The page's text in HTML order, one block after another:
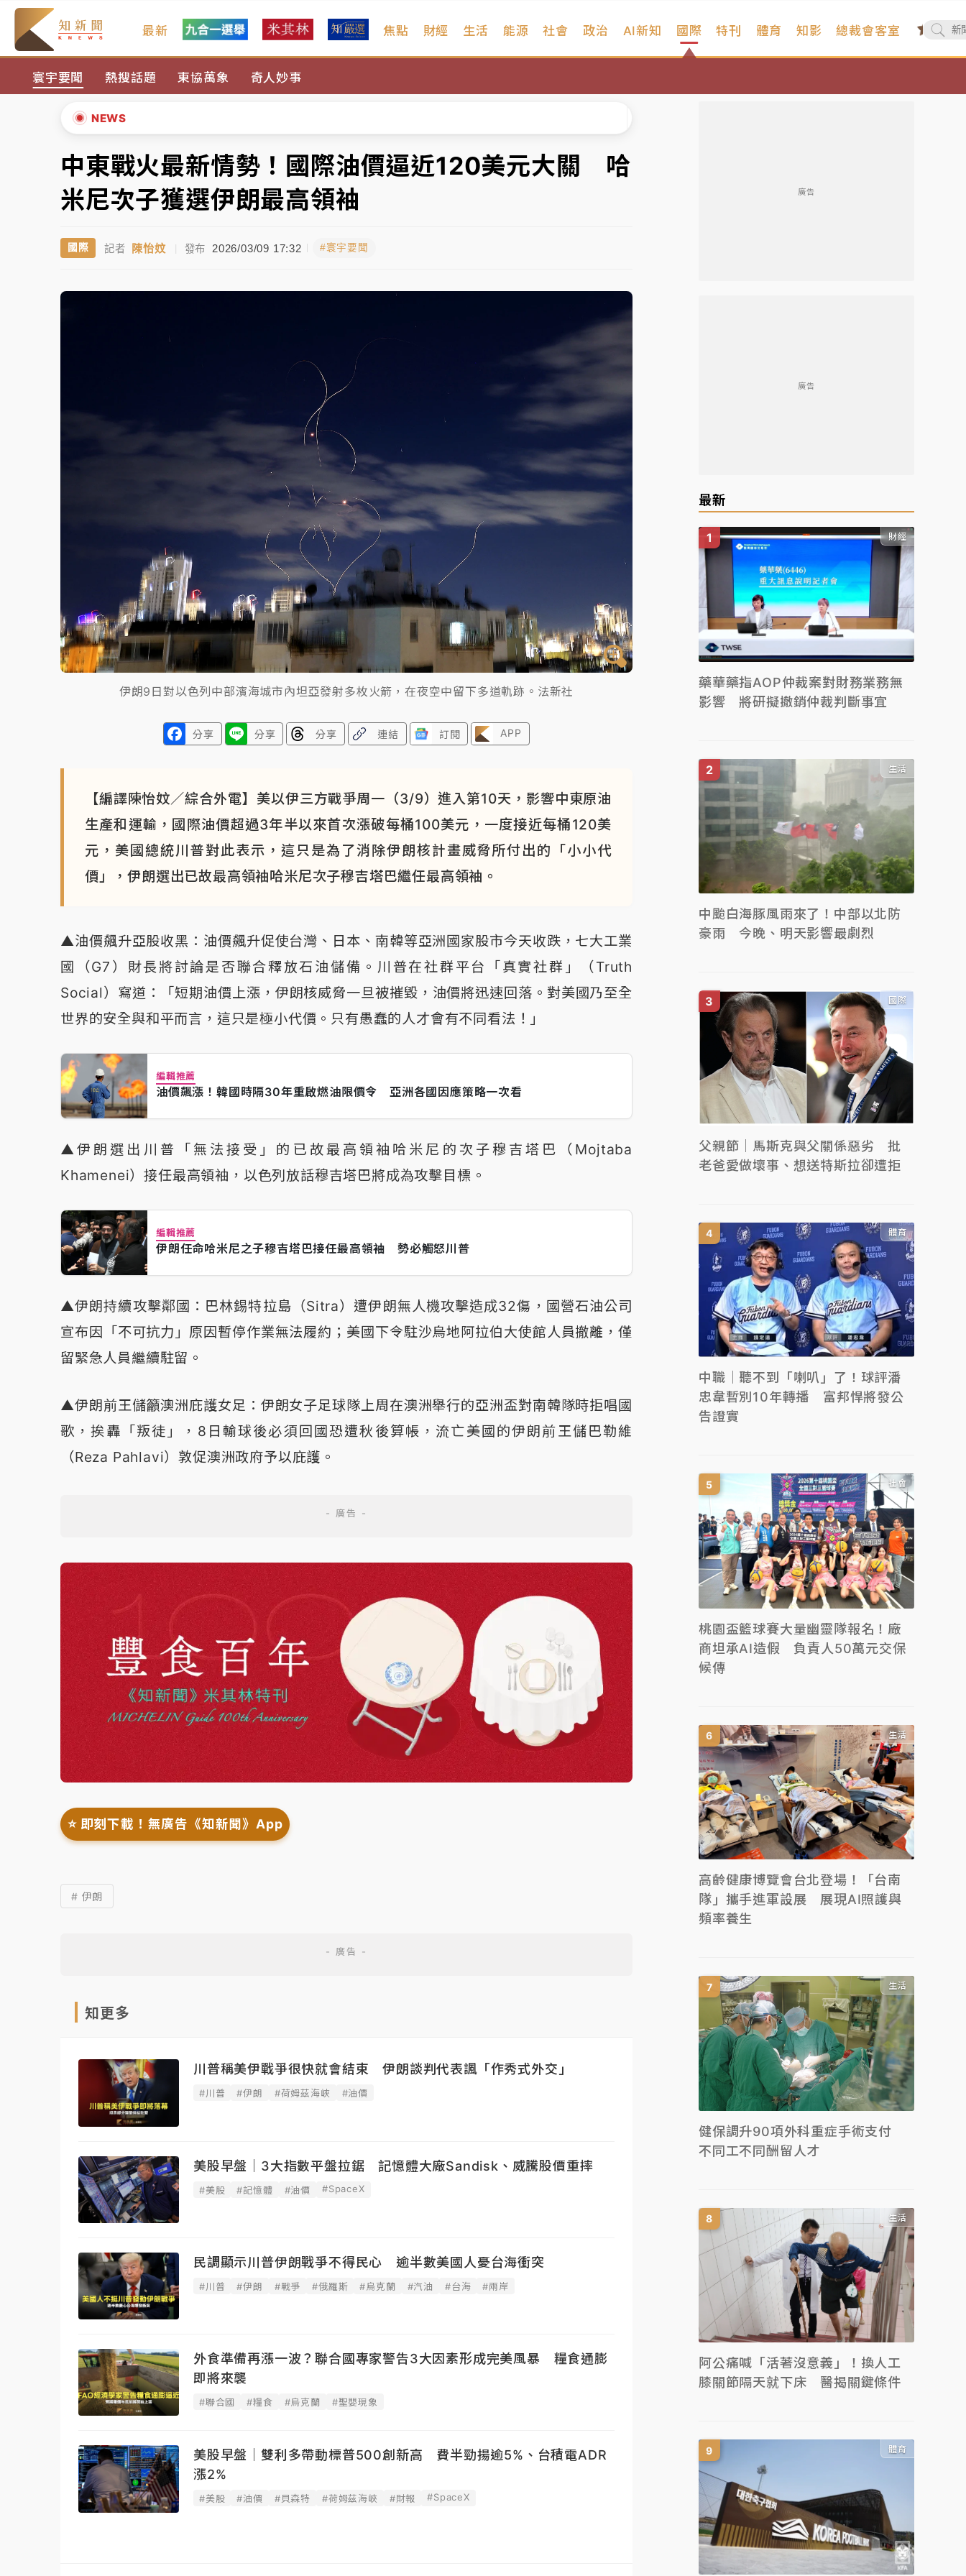
最新 焦點 財經 生活 能源 社會 政治 AI新知 國際
寰宇要聞 熱搜話題 東協萬象 奇人妙事
特刊 體育 知影 總裁會客室
NEWS
白海豚逼近！新北高灘地停車場下午4時強制拖吊 中午開放水門周邊紅黃線停車
中颱白海豚環流掠北海！今明防劇烈降雨 東部高溫飆38度
周末精選｜ 慈濟遭詐10億完整始末曝！律師掮客大玩兩面手法 郭台銘、蔡英文成關鍵
本周爆款短影音｜ 柯文哲帶電子手鐶拄拐杖現身／周玉蔻蔡玉真開撕爆料
蔣萬安的建中同學！47歲法律學霸戰桃園 公開上任首要3件事
中颱白海豚環流掠北海！今明防劇烈降雨 東部高溫飆38度
慈濟遭詐10億完整始末曝！律師掮客大玩兩面手法 郭台銘、蔡英文成關鍵
本周爆款短影音｜ 柯文哲帶電子手鐶拄拐杖現身／周玉蔻蔡玉真開撕爆料
跨境網購族注意！EZ Way若改由政府委任 預算難關如何解？
蔣萬安的建中同學！47歲法律學霸戰桃園 公開上任首要3件事
▼
中東戰火最新情勢！國際油價逼近120美元大關 哈
米尼次子獲選伊朗最高領袖
國際 記者 陳怡妏 | 發布 2026/03/09 17:32 #寰宇要聞
伊朗9日對以色列中部濱海城市內坦亞發射多枚火箭，在夜空中留下多道軌跡。法新社
分享 分享 分享 連結 訂閱 APP
【編譯陳怡妏／綜合外電】美以伊三方戰爭周一（3/9）進入第10天，影響中東原油
生產和運輸，國際油價超過3年半以來首次漲破每桶100美元，一度接近每桶120美
元，美國總統川普對此表示，這只是為了消除伊朗核計畫威脅所付出的「小小代
價」，伊朗選出已故最高領袖哈米尼次子穆吉塔巴繼任最高領袖。
▲油價飆升亞股收黑：油價飆升促使台灣、日本、南韓等亞洲國家股市今天收跌，七大工業
國（G7）財長將討論是否聯合釋放石油儲備。川普在社群平台「真實社群」（Truth
Social）寫道：「短期油價上漲，伊朗核威脅一旦被摧毀，油價將迅速回落。對美國乃至全
世界的安全與和平而言，這只是極小代價。只有愚蠢的人才會有不同看法！」
編輯推薦
油價飆漲！韓國時隔30年重啟燃油限價令 亞洲各國因應策略一次看
▲伊朗選出川普「無法接受」的已故最高領袖哈米尼的次子穆吉塔巴（Mojtaba
Khamenei）接任最高領袖，以色列放話穆吉塔巴將成為攻擊目標。
編輯推薦
伊朗任命哈米尼之子穆吉塔巴接任最高領袖 勢必觸怒川普
▲伊朗持續攻擊鄰國：巴林錫特拉島（Sitra）遭伊朗無人機攻擊造成32傷，國營石油公司
宣布因「不可抗力」原因暫停作業無法履約；美國下令駐沙烏地阿拉伯大使館人員撤離，僅
留緊急人員繼續駐留。
▲伊朗前王儲籲澳洲庇護女足：伊朗女子足球隊上周在澳洲舉行的亞洲盃對南韓隊時拒唱國
歌，挨轟「叛徒」，8日輸球後必須回國恐遭秋後算帳，流亡美國的伊朗前王儲巴勒維
（Reza Pahlavi）敦促澳洲政府予以庇護。
⭐️ 即刻下載！無廣告《知新聞》App
# 伊朗
知更多
川普稱美伊戰爭很快就會結束 伊朗談判代表諷「作秀式外交」
#川普 #伊朗 #荷姆茲海峽 #油價
美股早盤｜3大指數平盤拉鋸 記憶體大廠Sandisk、威騰股價重摔
#美股 #記憶體 #油價 #SpaceX
民調顯示川普伊朗戰爭不得民心 逾半數美國人憂台海衝突
#川普 #伊朗 #戰爭 #俄羅斯 #烏克蘭 #汽油 #台海 #兩岸
外食準備再漲一波？聯合國專家警告3大因素形成完美風暴 糧食通膨
即將來襲
#聯合國 #糧食 #烏克蘭 #聖嬰現象
美股早盤｜雙利多帶動標普500創新高 費半勁揚逾5%、台積電ADR
漲2%
#美股 #油價 #貝森特 #荷姆茲海峽 #財報 #SpaceX
廣告
廣告
最新
財經
藥華藥指AOP仲裁案對財務業務無
影響 將研擬撤銷仲裁判斷事宜
生活
中颱白海豚風雨來了！中部以北防
豪雨 今晚、明天影響最劇烈
國際
父親節｜馬斯克與父關係惡劣 批
老爸愛做壞事、想送特斯拉卻遭拒
體育
中職｜聽不到「喇叭」了！球評潘
忠韋暫別10年轉播 富邦悍將發公
告證實
社會
桃園盃籃球賽大量幽靈隊報名！廠
商坦承AI造假 負責人50萬元交保
候傳
生活
高齡健康博覽會台北登場！「台南
隊」攜手進軍設展 展現AI照護與
頻率養生
生活
健保調升90項外科重症手術支付
不同工不同酬留人才
生活
阿公痛喊「活著沒意義」！換人工
膝關節隔天就下床 醫揭關鍵條件
體育